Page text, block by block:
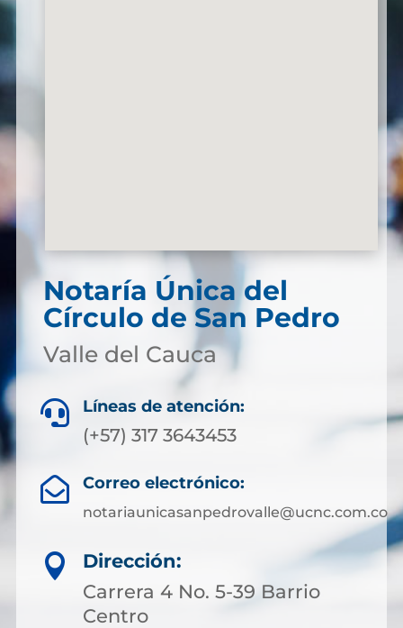
Notaría Única del
Círculo de San Pedro
Valle del Cauca
 Líneas de atención:
(+57) 317 3643453
 Correo electrónico:
notariaunicasanpedrovalle@ucnc.com.co

Dirección:
Carrera 4 No. 5-39 Barrio
Centro